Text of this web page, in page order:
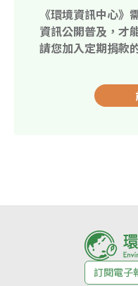
《環境資訊中心》
資訊公開普及，才
請您加入定期捐款
訂閱電子